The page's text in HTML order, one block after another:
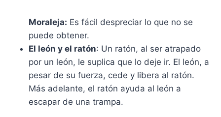
Moraleja: Es fácil despreciar lo que no se
puede obtener.
El león y el ratón: Un ratón, al ser atrapado
por un león, le suplica que lo deje ir. El león, a
pesar de su fuerza, cede y libera al ratón.
Más adelante, el ratón ayuda al león a
escapar de una trampa.